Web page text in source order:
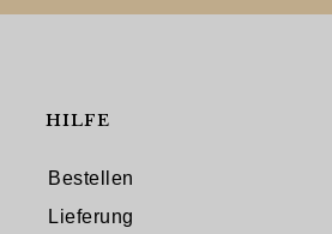
HILFE
Bestellen
Lieferung